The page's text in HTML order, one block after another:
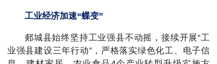
工业经济加速“蝶变”
郯城县始终坚持工业强县不动摇，接续开展“工
业强县建设三年行动”，严格落实绿色化工、电子信